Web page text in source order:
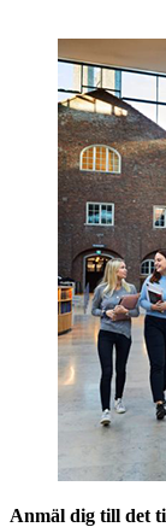
Anmäl dig till det